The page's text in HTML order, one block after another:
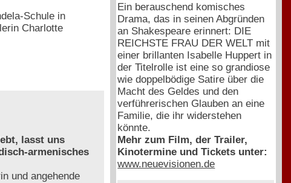
Schule in
Charlotte
lasst uns
armenisches
und angehende
Ein berauschend komisches
Drama, das in seinen Abgründen
an Shakespeare erinnert: DIE
REICHSTE FRAU DER WELT mit
einer brillanten Isabelle Huppert in
der Titelrolle ist eine so grandiose
wie doppelbödige Satire über die
Macht des Geldes und den
verführerischen Glauben an eine
Familie, die ihr widerstehen
könnte.
Mehr zum Film, der Trailer,
Kinotermine und Tickets unter:
www.neuevisionen.de